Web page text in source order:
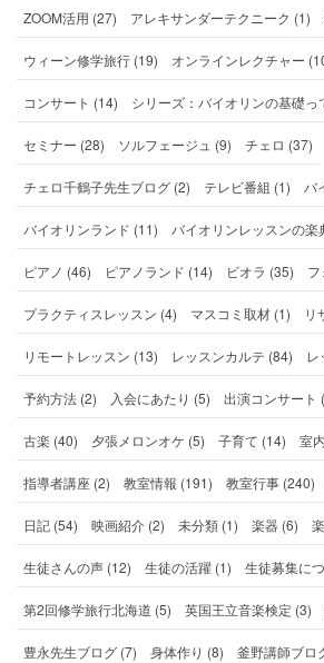
ZOOM活用 (27) アレキサンダーテクニーク (1)
ウィーン修学旅行 (19) オンラインレクチャー
コンサート (14) シリーズ：バイオリンの基礎っ
セミナー (28) ソルフェージュ (9) チェロ (37)
チェロ千鶴子先生ブログ (2) テレビ番組 (1) バ
バイオリンランド (11) バイオリンレッスンの楽
ピアノ (46) ピアノランド (14) ビオラ (35)
プラクティスレッスン (4) マスコミ取材 (1) リ
リモートレッスン (13) レッスンカルテ (84) レ
予約方法 (2) 入会にあたり (5) 出演コンサート
古楽 (40) 夕張メロンオケ (5) 子育て (14) 室
指導者講座 (2) 教室情報 (191) 教室行事 (240)
日記 (54) 映画紹介 (2) 未分類 (1) 楽器 (6)
生徒さんの声 (12) 生徒の活躍 (1) 生徒募集に
第2回修学旅行北海道 (5) 英国王立音楽検定 (3)
豊永先生ブログ (7) 身体作り (8) 釜野講師ブロ